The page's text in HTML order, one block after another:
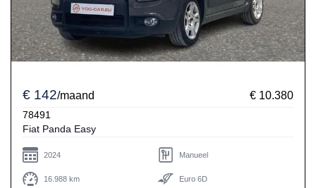
€ 142/maand € 10.380
78491
Fiat Panda Easy
2024 Manueel
16.988 km Euro 6D